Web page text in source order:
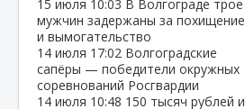
15 июля 10:03 В Волгограде трое
мужчин задержаны за похищение
и вымогательство
14 июля 17:02 Волгоградские
сапёры — победители окружных
соревнований Росгвардии
14 июля 10:48 150 тысяч рублей и